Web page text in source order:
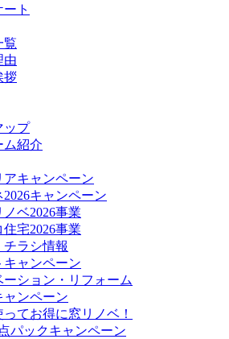
ト
覧
由
拶
ップ
ム紹介
アキャンペーン
キャンペーン
ベ2026事業
宅2026事業
チラシ情報
キャンペーン
ション・リフォーム
ャンペーン
てお得に窓リノベ！
パックキャンペーン